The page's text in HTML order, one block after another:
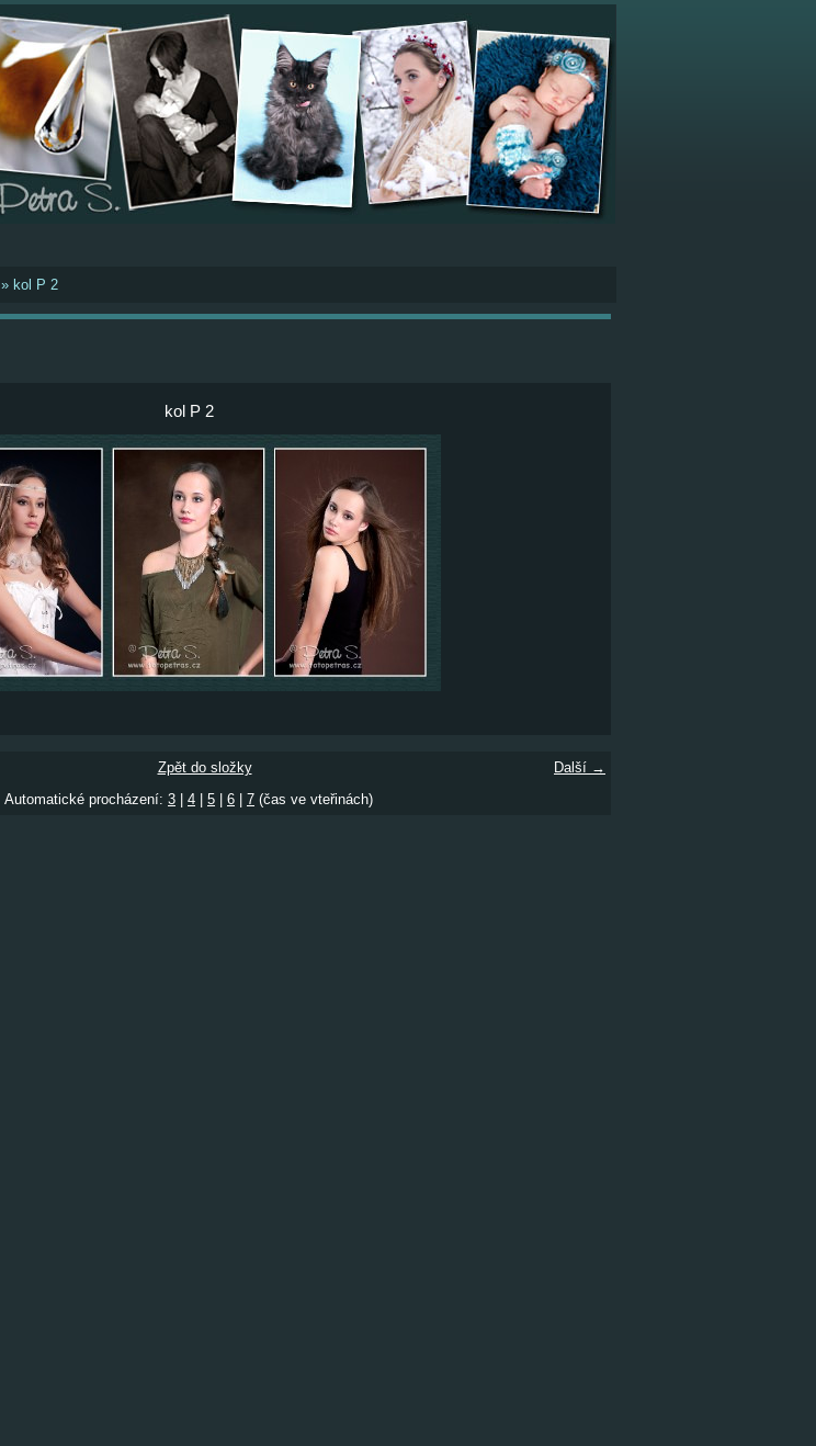
» kol P 2
kol P 2
Další →
Zpět do složky
Automatické procházení: 3 4 5 6 7 (čas ve vteřinách)